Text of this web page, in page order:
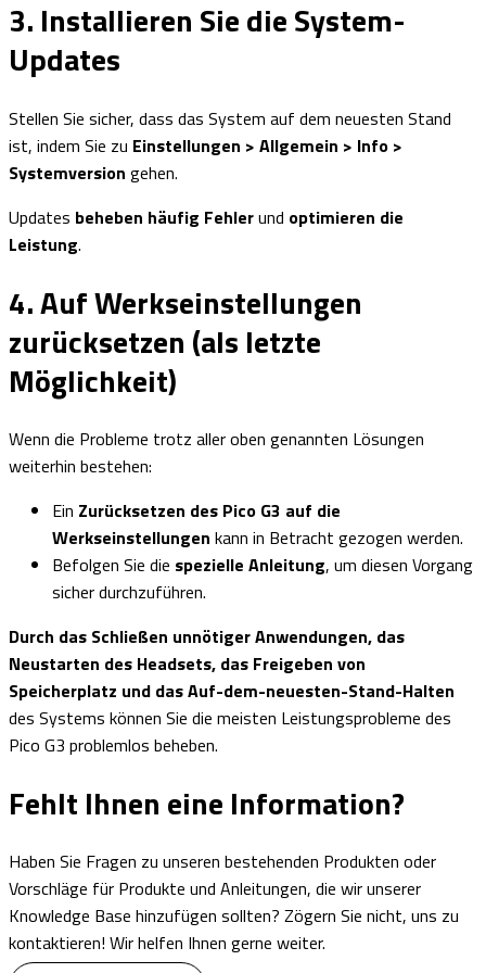
3. Installieren Sie die System-
Updates
Stellen Sie sicher, dass das System auf dem neuesten Stand
ist, indem Sie zu Einstellungen > Allgemein > Info >
Systemversion gehen.
Updates beheben häufig Fehlerund optimieren die
Leistung.
4. Auf Werkseinstellungen
zurücksetzen (als letzte
Möglichkeit)
Wenn die Probleme trotz aller oben genannten Lösungen
weiterhin bestehen:
Ein Zurücksetzen des Pico G3 auf die
Werkseinstellungen kann in Betracht gezogen werden.
Befolgen Sie die spezielle Anleitung, um diesen Vorgang
sicher durchzuführen.
Durch das Schließen unnötiger Anwendungen, das
Neustarten des Headsets, das Freigeben von
Speicherplatz und das Auf-dem-neuesten-Stand-Halten
des Systems können Sie die meisten Leistungsprobleme des
Pico G3 problemlos beheben.
Fehlt Ihnen eine Information?
Haben Sie Fragen zu unseren bestehenden Produkten oder
Vorschläge für Produkte und Anleitungen, die wir unserer
Knowledge Base hinzufügen sollten? Zögern Sie nicht, uns zu
kontaktieren! Wir helfen Ihnen gerne weiter.